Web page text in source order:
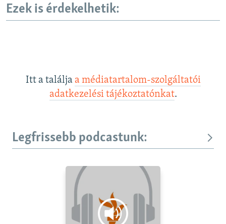
Ezek is érdekelhetik:
Itt a találja a médiatartalom-szolgáltatói
adatkezelési tájékoztatónkat.
Legfrissebb podcastunk: